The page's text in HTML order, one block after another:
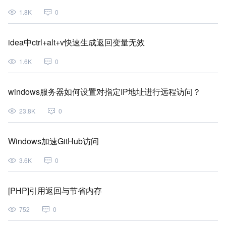
1.8K 0
idea中ctrl+alt+v快速生成返回变量无效
1.6K 0
windows服务器如何设置对指定IP地址进行远程访问？
23.8K 0
Windows加速GitHub访问
3.6K 0
[PHP]引用返回与节省内存
752 0